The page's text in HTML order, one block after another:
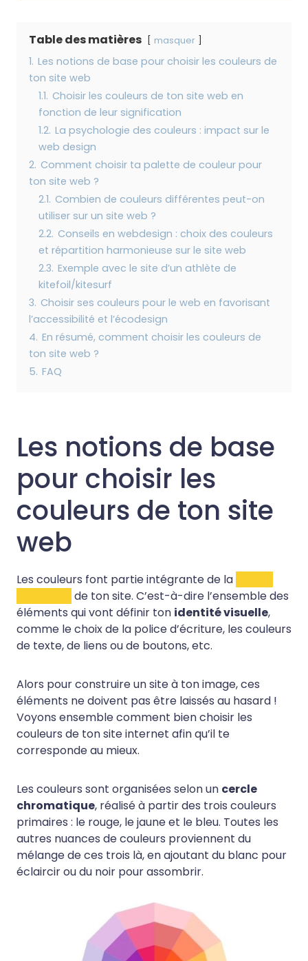
Table des matières masquer
1. Les notions de base pour choisir les couleurs de
ton site web
1.1. Choisir les couleurs de ton site web en
fonction de leur signification
1.2. La psychologie des couleurs : impact sur le
web design
2. Comment choisir ta palette de couleur pour
ton site web ?
2.1. Combien de couleurs différentes peut-on
utiliser sur un site web ?
2.2. Conseils en webdesign : choix des couleurs
et répartition harmonieuse sur le site web
2.3. Exemple avec le site d’un athlète de
kitefoil/kitesurf
3. Choisir ses couleurs pour le web en favorisant
l’accessibilité et l’écodesign
4. En résumé, comment choisir les couleurs de
ton site web ?
5. FAQ
Les notions de base
pour choisir les
couleurs de ton site
web
Les couleurs font partie intégrante de la
de ton site. C’est-à-dire l’ensemble des
éléments qui vont définir ton identité visuelle,
comme le choix de la police d’écriture, les couleurs
de texte, de liens ou de boutons, etc.
Alors pour construire un site à ton image, ces
éléments ne doivent pas être laissés au hasard !
Voyons ensemble comment bien choisir les
couleurs de ton site internet afin qu’il te
corresponde au mieux.
Les couleurs sont organisées selon un cercle
chromatique, réalisé à partir des trois couleurs
primaires : le rouge, le jaune et le bleu. Toutes les
autres nuances de couleurs proviennent du
mélange de ces trois là, en ajoutant du blanc pour
éclaircir ou du noir pour assombrir.